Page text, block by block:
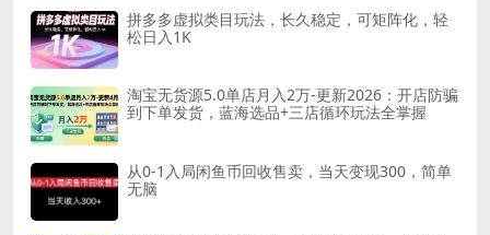
拼多多虚拟类目玩法，长久稳定，可矩阵化，轻
松日入1K
淘宝无货源5.0单店月入2万-更新2026：开店防骗
到下单发货，蓝海选品+三店循环玩法全掌握
从0-1入局闲鱼币回收售卖，当天变现300，简单
无脑